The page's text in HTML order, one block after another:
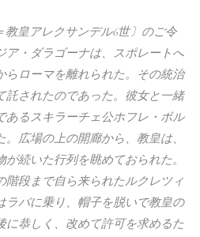
教皇アレクサンデル6世〕のご令
ア・ダラゴーナは、スポレートへ
らローマを離れられた。その統治
託されたのであった。彼女と一緒
あるスキラーチェ公ホフレ・ボル
広場の上の開廊から、教皇は、
続いた行列を眺めておられた。
階段まで自ら来られたルクレツィ
ラバに乗り、帽子を脱いで教皇の
に恭しく、改めて許可を求めるた